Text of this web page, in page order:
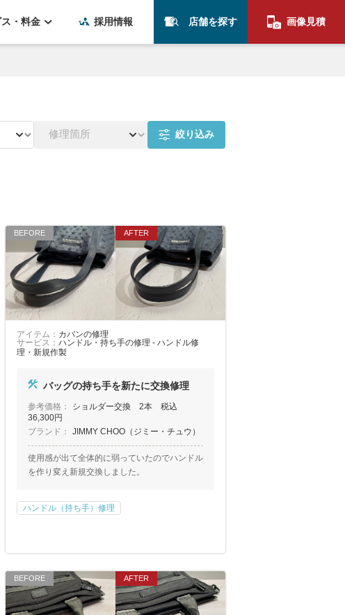
・料金 採用情報 店舗を探す 画像見積
アイテム： カバンの修理
サービス： ハンドル・持ち手の修理 - ハンドル修
理・新規作製
バッグの持ち手を新たに交換修理
参考価格：
ショルダー交換 2本 税込
36,300円
ブランド：
JIMMY CHOO（ジミー・チュウ）
使用感が出て全体的に弱っていたのでハンドル
を作り変え新規交換しました。
ハンドル（持ち手）修理